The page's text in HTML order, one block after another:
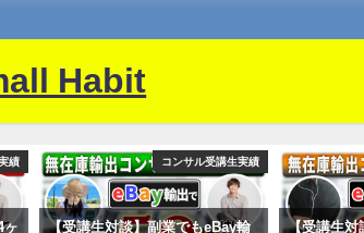
Habit
績
ヶ
コンサル受講生実績
【受講生対談】副業でもeBay輸
【受講生対